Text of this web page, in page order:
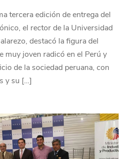
tercera edición de entrega del
el rector de la Universidad
destacó la figura del
muy joven radicó en el Perú y
de la sociedad peruana, con
y su […]